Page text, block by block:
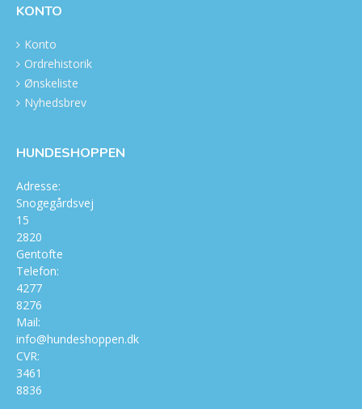
KONTO
Konto
Ordrehistorik
Ønskeliste
Nyhedsbrev
HUNDESHOPPEN
Adresse:
Snogegårdsvej
15
2820
Gentofte
Telefon:
4277
8276
Mail:
info@hundeshoppen.dk
CVR:
3461
8836